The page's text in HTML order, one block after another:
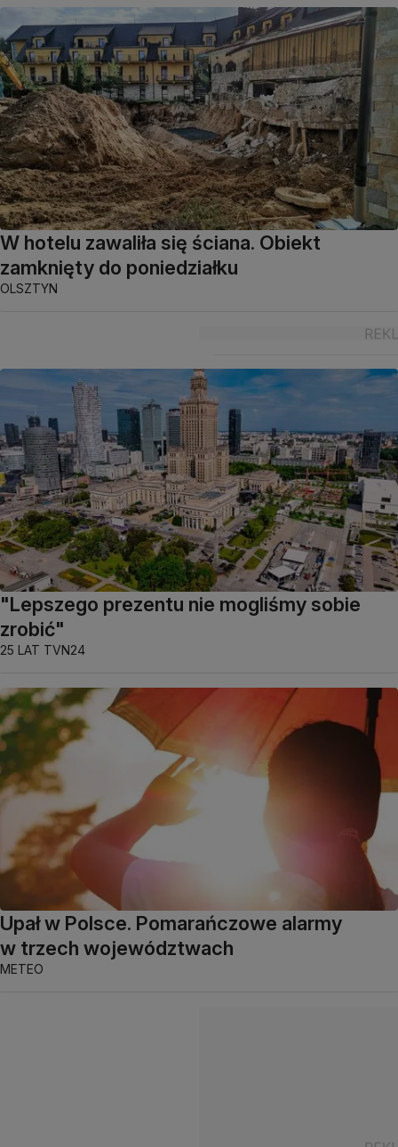
W hotelu zawaliła się ściana. Obiekt
zamknięty do poniedziałku
OLSZTYN
"Lepszego prezentu nie mogliśmy sobie
zrobić"
25 LAT TVN24
Upał w Polsce. Pomarańczowe alarmy
w trzech województwach
METEO